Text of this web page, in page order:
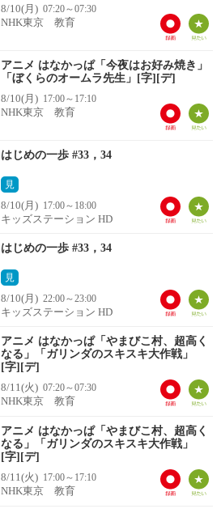
8/10(月) 07:20～07:30
NHK東京 教育
アニメ はなかっぱ「今夜はお好み焼き」
「ぼくらのオームラ先生」[字][デ]
8/10(月) 17:00～17:10
NHK東京 教育
はじめの一歩 #33，34
見
8/10(月) 17:00～18:00
キッズステーション HD
はじめの一歩 #33，34
見
8/10(月) 22:00～23:00
キッズステーション HD
アニメ はなかっぱ「やまびこ村、超高く
なる」「ガリンダのスキスキ大作戦」
[字][デ]
8/11(火) 07:20～07:30
NHK東京 教育
アニメ はなかっぱ「やまびこ村、超高く
なる」「ガリンダのスキスキ大作戦」
[字][デ]
8/11(火) 17:00～17:10
NHK東京 教育